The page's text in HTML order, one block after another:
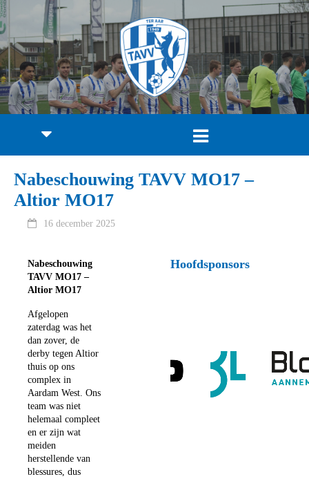
Nabeschouwing TAVV MO17 –
Altior MO17
16 december 2025
Nabeschouwing
TAVV MO17 –
Altior MO17
Afgelopen
zaterdag was het
dan zover, de
derby tegen Altior
thuis op ons
complex in
Aardam West. Ons
team was niet
helemaal compleet
en er zijn wat
meiden
herstellende van
blessures, dus
Hoofdsponsors